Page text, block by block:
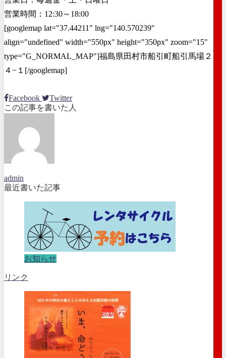
営業時間：12:30～18:00
[googlemap lat="37.44211" lng="140.570239"
align="undefined" width="550px" height="350px" zoom="15"
type="G_NORMAL_MAP"]福島県田村市船引町船引馬場２
４−１[/googlemap]
Facebook
Twitter
この記事を書いた人
admin
最近書いた記事
お知らせ
リンク